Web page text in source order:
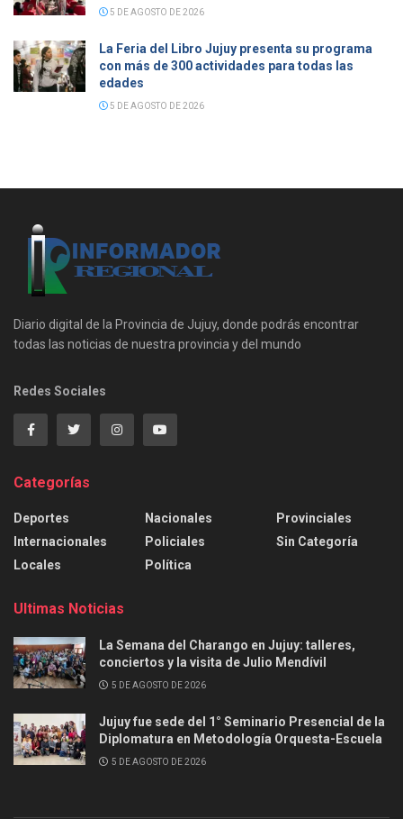
5 DE AGOSTO DE 2026
La Feria del Libro Jujuy presenta su programa
con más de 300 actividades para todas las
edades
5 DE AGOSTO DE 2026
Diario digital de la Provincia de Jujuy, donde podrás encontrar
todas las noticias de nuestra provincia y del mundo
Redes Sociales
Categorías
Deportes
Internacionales
Locales
Nacionales
Policiales
Política
Provinciales
Sin Categoría
Ultimas Noticias
La Semana del Charango en Jujuy: talleres,
conciertos y la visita de Julio Mendívil
5 DE AGOSTO DE 2026
Jujuy fue sede del 1° Seminario Presencial de la
Diplomatura en Metodología Orquesta-Escuela
5 DE AGOSTO DE 2026